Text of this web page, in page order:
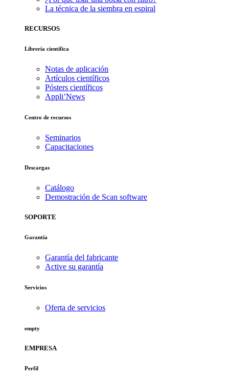
La técnica de la siembra en espiral
RECURSOS
Librería científica
Notas de aplicación
Artículos científicos
Pósters científicos
Appli’News
Centro de recursos
Seminarios
Capacitaciones
Descargas
Catálogo
Demostración de Scan software
SOPORTE
Garantía
Garantía del fabricante
Active su garantía
Servicios
Oferta de servicios
empty
EMPRESA
Perfil